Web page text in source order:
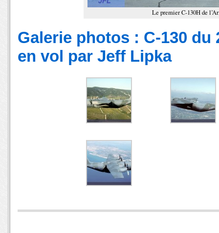
Le premier C-130H de
Galerie photos : C-130 du
en vol par Jeff Lipka